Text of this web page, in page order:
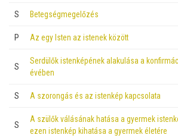
S Betegségmegelőzés
P Az egy Isten az istenek között
S
Serdülők istenképének alakulása a
évében
S A szorongás és az istenkép kapcsolata
S
A szülők válásának hatása a gyermek
ezen istenkép kihatása a gyermek életére